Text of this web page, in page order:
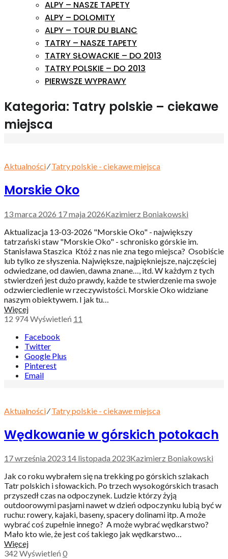
ALPY – NASZE TAPETY
ALPY – DOLOMITY
ALPY – TOUR DU BLANC
TATRY – NASZE TAPETY
TATRY SŁOWACKIE – DO 2013
TATRY POLSKIE – DO 2013
PIERWSZE WYPRAWY
Kategoria: Tatry polskie – ciekawe
miejsca
Aktualności⁄Tatry polskie - ciekawe miejsca
Morskie Oko
13 marca 2026 17 maja 2026Kazimierz Boniakowski
Aktualizacja 13-03-2026 "Morskie Oko" - największy
tatrzański staw "Morskie Oko" - schronisko górskie im.
Stanisława Staszica Któż z nas nie zna tego miejsca? Osobiście
lub tylko ze słyszenia. Największe, najpiękniejsze, najczęściej
odwiedzane, od dawien, dawna znane…, itd. W każdym z tych
stwierdzeń jest dużo prawdy, każde te stwierdzenie ma swoje
odzwierciedlenie w rzeczywistości. Morskie Oko widziane
naszym obiektywem. I jak tu…
Więcej
12 974Wyświetleń 11
Facebook
Twitter
Google Plus
Pinterest
Email
Aktualności⁄Tatry polskie - ciekawe miejsca
Wędkowanie w górskich potokach
17 września 2023 14 listopada 2023Kazimierz Boniakowski
Jak co roku wybrałem się na trekking po górskich szlakach
Tatr polskich i słowackich. Po trzech wysokogórskich trasach
przyszedł czas na odpoczynek. Ludzie którzy żyją
outdoorowymi pasjami nawet w dzień odpoczynku lubią być w
ruchu: rowery, kajaki, baseny, spacery dolinami itp. A może
wybrać coś zupełnie innego? A może wybrać wędkarstwo?
Mało kto wie, że jest coś takiego jak wędkarstwo…
Więcej
342 Wyświetleń 0